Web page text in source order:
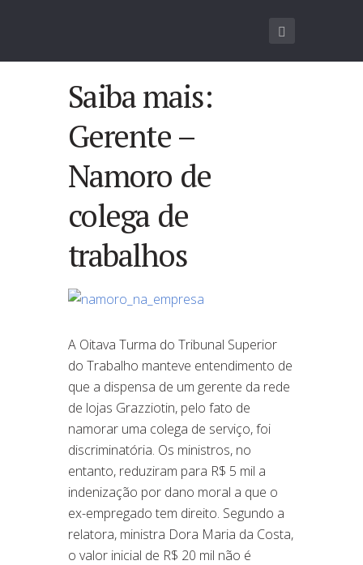
Saiba mais:
Gerente –
Namoro de
colega de
trabalhos
A Oitava Turma do Tribunal Superior
do Trabalho manteve entendimento de
que a dispensa de um gerente da rede
de lojas Grazziotin, pelo fato de
namorar uma colega de serviço, foi
discriminatória. Os ministros, no
entanto, reduziram para R$ 5 mil a
indenização por dano moral a que o
ex-empregado tem direito. Segundo a
relatora, ministra Dora Maria da Costa,
o valor inicial de R$ 20 mil não é